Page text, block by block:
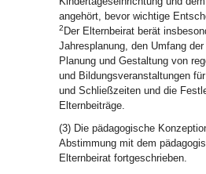
angehört, bevor wichtige
2 Der Elternbeirat berät
Jahresplanung, den Umfang
Planung und Gestaltung von
und Bildungsveranstaltungen
und Schließzeiten und die
Elternbeiträge.
(3) Die pädagogische
Abstimmung mit dem
Elternbeirat fortgeschrieben.